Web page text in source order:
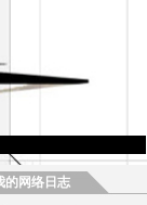
的网络日志